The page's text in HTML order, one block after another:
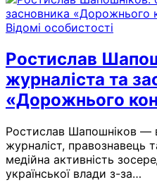
Відомі особистості
Ростислав
журналіста та
«Дорожнього
Ростислав Шапошніков —
журналіст, правознавець
медійна активність
української влади з-за…